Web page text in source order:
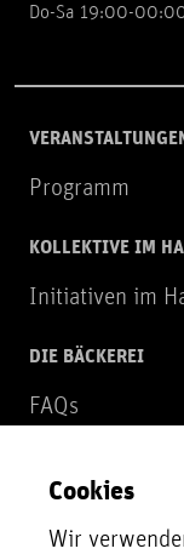
Do-Sa 19:00-
Programm
KOLLEKTIVE IM
Initiativen im
DIE BÄCKEREI
FAQs
NEWSLETTER
Zur Newsletter
Cookies
Wir